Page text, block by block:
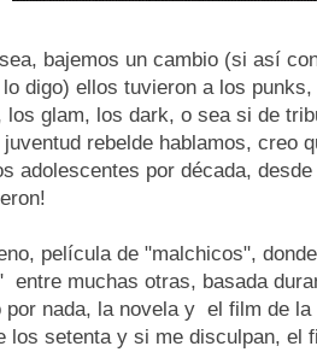
bajemos un cambio (si así
digo) ellos tuvieron a los
los glam, los dark, o sea si de
rebelde hablamos, creo
adolescentes por década,
película de "malchicos",
entre muchas otras, basada
por nada, la novela y el film de
los setenta y si me disculpan, el